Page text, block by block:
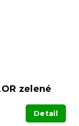
zelené
Detail